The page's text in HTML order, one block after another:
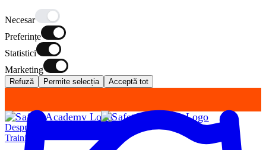
Necesar
Preferințe
Statistici
Marketing
Refuză Permite selecția Acceptă tot
Despre Noi
Training